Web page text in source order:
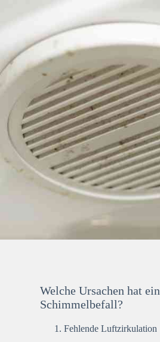
Welche Ursachen hat ein
Schimmelbefall?
Fehlende Luftzirkulation